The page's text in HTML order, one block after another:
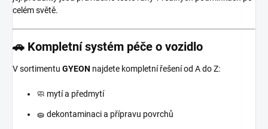
celém světě.
🚗 Kompletní systém péče o vozidlo
V sortimentu GYEON najdete kompletní řešení od A do Z:
🧼 mytí a předmytí
🧽 dekontaminaci a přípravu povrchů